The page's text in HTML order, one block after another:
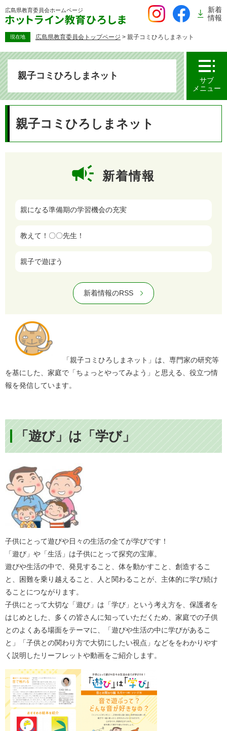
ー
広島県教育委員会ホームページ
新着
情報
現在地 広島県教育委員会トップページ > 親子コミひろしまネット
親子コミひろしまネット
サブ
メニュー
親子コミひろしまネット
新着情報
親になる準備期の学習機会の充実
教えて！〇〇先生！
親子で遊ぼう
新着情報のRSS
「親子コミひろしまネット」は、専門家の研究等
を基にした、家庭で「ちょっとやってみよう」と思える、役立つ情
報を発信しています。
「遊び」は「学び」
子供にとって遊びや日々の生活の全てが学びです！
「遊び」や「生活」は子供にとって探究の宝庫。
遊びや生活の中で、発見すること、体を動かすこと、創造するこ
と、困難を乗り越えること、人と関わることが、主体的に学び続け
ることにつながります。
子供にとって大切な「遊び」は「学び」​という考え方を、保護者を
はじめとした、多くの皆さんに知っていただくため、家庭での子供
とのよくある場面をテーマに、
「遊びや生活の中に学びがあるこ
と」「子供との関わり方で大切にしたい視点」などををわかりやす
く説明したリーフレットや動画をご紹介します。